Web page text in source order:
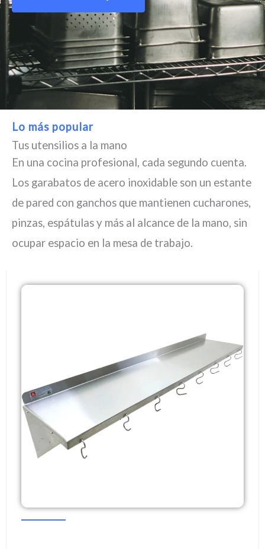
Lo más popular
Tus utensilios a la mano
En una cocina profesional, cada segundo cuenta.
Los garabatos de acero inoxidable son un estante
de pared con ganchos que mantienen cucharones,
pinzas, espátulas y más al alcance de la mano, sin
ocupar espacio en la mesa de trabajo.